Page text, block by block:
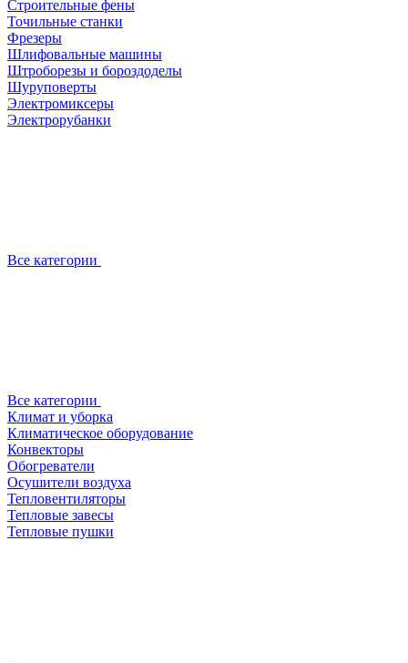
Строительные фены
Точильные станки
Фрезеры
Шлифовальные машины
Штроборезы и бороздоделы
Шуруповерты
Электромиксеры
Электрорубанки
Все категории
Все категории
Климат и уборка
Климатическое оборудование
Конвекторы
Обогреватели
Осушители воздуха
Тепловентиляторы
Тепловые завесы
Тепловые пушки